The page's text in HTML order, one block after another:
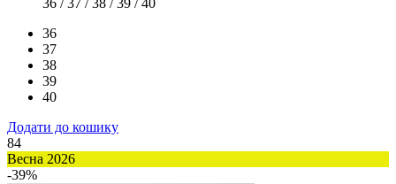
36
37
38
39
40
Додати до кошику
84
Весна 2026
-39%